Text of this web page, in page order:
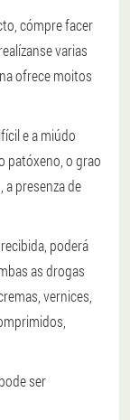
cómpre facer
varias
ofrece moitos
e a miúdo
patóxeno, o grao
a presenza de
poderá
as drogas
vernices,
ser